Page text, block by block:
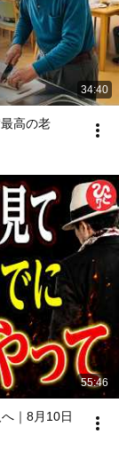
34:40
高の老
55:46
｜8月10日